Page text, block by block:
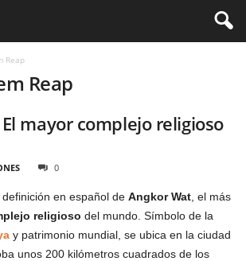
Reap
Reap
mayor complejo religioso
0
en español de Angkor Wat , el más
religioso del mundo. Símbolo de la
y patrimonio mundial, se ubica en la ciudad
unos 200 kilómetros cuadrados de los